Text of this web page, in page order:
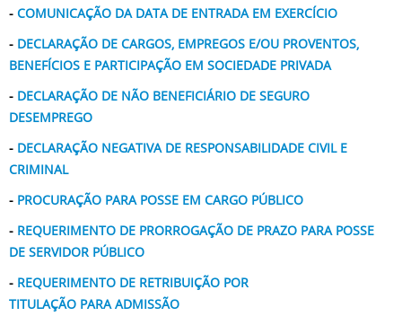
- COMUNICAÇÃO DA DATA DE ENTRADA EM EXERCÍCIO
- DECLARAÇÃO DE CARGOS, EMPREGOS E/OU PROVENTOS,
BENEFÍCIOS E PARTICIPAÇÃO EM SOCIEDADE PRIVADA
- DECLARAÇÃO DE NÃO BENEFICIÁRIO DE SEGURO
DESEMPREGO
- DECLARAÇÃO NEGATIVA DE RESPONSABILIDADE CIVIL E
CRIMINAL
- PROCURAÇÃO PARA POSSE EM CARGO PÚBLICO
- REQUERIMENTO DE PRORROGAÇÃO DE PRAZO PARA POSSE
DE SERVIDOR PÚBLICO
- REQUERIMENTO DE RETRIBUIÇÃO POR
TITULAÇÃO PARA ADMISSÃO